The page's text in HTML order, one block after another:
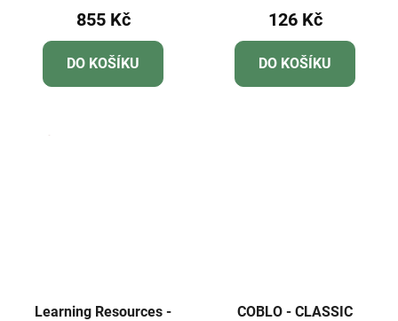
855 Kč
DO KOŠÍKU
126 Kč
DO KOŠÍKU
Learning Resources -
COBLO - CLASSIC